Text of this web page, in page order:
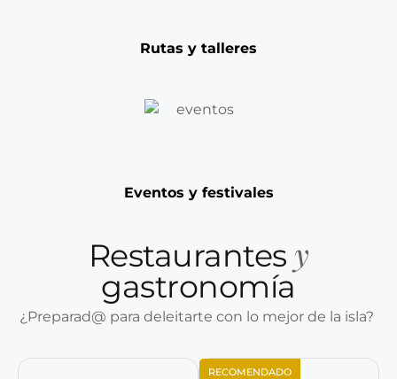
Rutas y talleres
Eventos y festivales
Restaurantes y
gastronomía
¿Preparad@ para deleitarte con lo mejor de la isla?
RECOMENDADO